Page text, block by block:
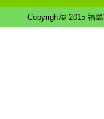
Copyright© 2015 福